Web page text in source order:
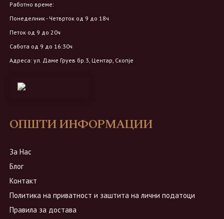
Работно време:
Понеделник - Четврток од 9 до 18ч
Петок од 9 до 20ч
Сабота од 9 до 16:30ч
Адреса: ул. Даме Груев бр.3, Центар, Скопје
ОПШТИ ИНФОРМАЦИИ
За Нас
Блог
Контакт
Политика на приватност и заштита на лични податоци
Правила за достава